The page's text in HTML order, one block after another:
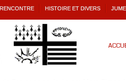
HISTOIRE ET DIVERS